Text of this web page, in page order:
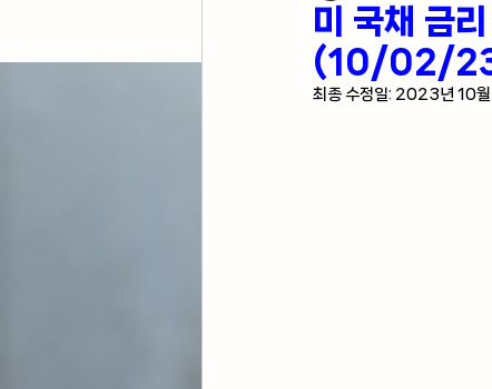
미국 여행 정보 전업
미 국채 금
(10/02/
최종 수정일: 2023년 10